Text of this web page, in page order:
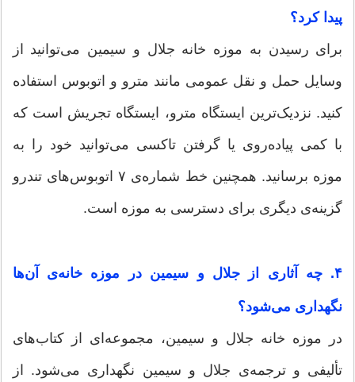
پیدا کرد؟
برای رسیدن به موزه خانه جلال و سیمین می‌توانید از
وسایل حمل و نقل عمومی مانند مترو و اتوبوس استفاده
کنید. نزدیک‌ترین ایستگاه مترو، ایستگاه تجریش است که
با کمی پیاده‌روی یا گرفتن تاکسی می‌توانید خود را به
موزه برسانید. همچنین خط شماره‌ی ۷ اتوبوس‌های تندرو
گزینه‌ی دیگری برای دسترسی به موزه است.
۴. چه آثاری از جلال و سیمین در موزه خانه‌ی آن‌ها
نگهداری می‌شود؟
در موزه خانه جلال و سیمین، مجموعه‌ای از کتاب‌های
تألیفی و ترجمه‌ی جلال و سیمین نگهداری می‌شود. از